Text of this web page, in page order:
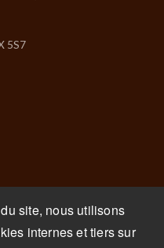
5S7
site, nous utilisons
internes et tiers sur